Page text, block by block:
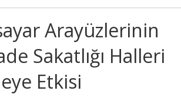
Arayüzlerinin
Sakatlığı Halleri
Etkisi